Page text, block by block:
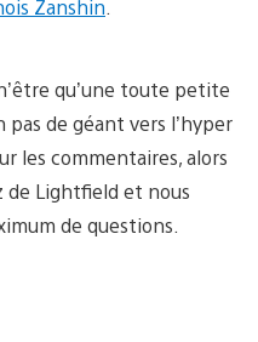
Zanshin
qu’une toute petite
pas de géant vers l’hyper
les commentaires, alors
de Lightfield et nous
de questions.